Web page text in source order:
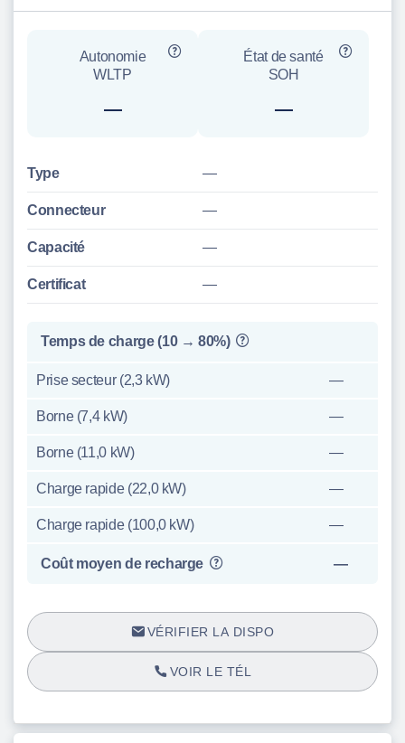
Autonomie
WLTP
—
État de santé
SOH
—
Type —
Connecteur —
Capacité —
Certificat —
Temps de charge (10 → 80%)
Prise secteur (2,3 kW) —
Borne (7,4 kW) —
Borne (11,0 kW) —
Charge rapide (22,0 kW) —
Charge rapide (100,0 kW) —
Coût moyen de recharge —
VÉRIFIER LA DISPO
VOIR LE TÉL